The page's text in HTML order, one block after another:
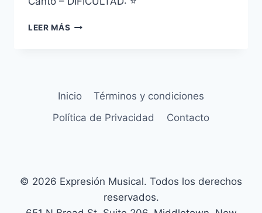
LEER MÁS TOY
AMIGO
Inicio
Términos y condiciones
Política de Privacidad
Contacto
© 2026 Expresión Musical. Todos los derechos
reservados.